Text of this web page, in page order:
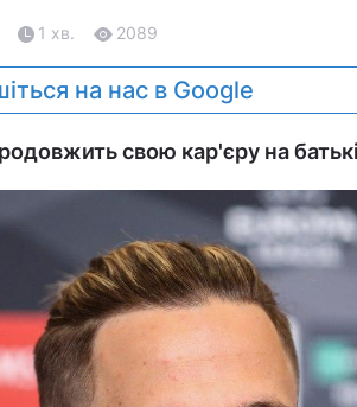
1 хв. 2089
на нас в Google
свою кар'єру на